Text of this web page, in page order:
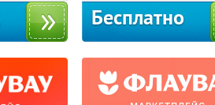
Бесплатно